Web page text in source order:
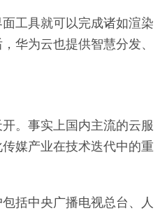
工具就可以完成诸如渲染
华为云也提供智慧分发、
。事实上国内主流的云服
媒产业在技术迭代中的重
括中央广播电视总台、人